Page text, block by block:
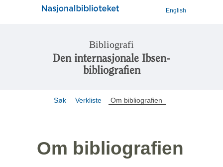
English
Bibliografi
Den internasjonale Ibsen-
bibliografien
Søk Verkliste Om bibliografien
Om bibliografien